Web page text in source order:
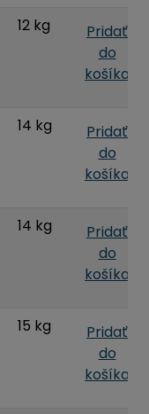
12 kg
Pridať
do
košíka
14 kg
Pridať
do
košíka
14 kg
Pridať
do
košíka
15 kg
Pridať
do
košíka